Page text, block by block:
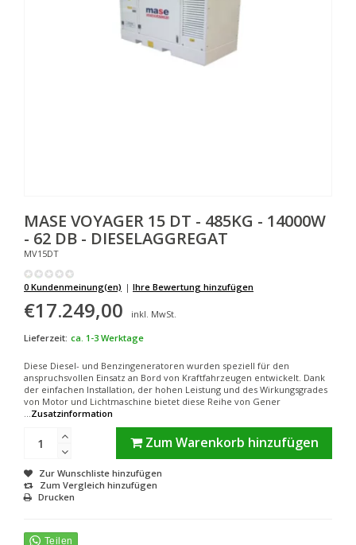
MASE VOYAGER 15 DT - 485KG - 14000W
- 62 DB - DIESELAGGREGAT
MV15DT
0 Kundenmeinung(en) | Ihre Bewertung hinzufügen
€17.249,00
inkl. MwSt.
Lieferzeit: ca. 1-3 Werktage
Diese Diesel- und Benzingeneratoren wurden speziell für den
anspruchsvollen Einsatz an Bord von Kraftfahrzeugen entwickelt. Dank
der einfachen Installation, der hohen Leistung und des Wirkungsgrades
von Motor und Lichtmaschine bietet diese Reihe von Gener
...Zusatzinformation
Zum Warenkorb hinzufügen
Zur Wunschliste hinzufügen
Zum Vergleich hinzufügen
Drucken